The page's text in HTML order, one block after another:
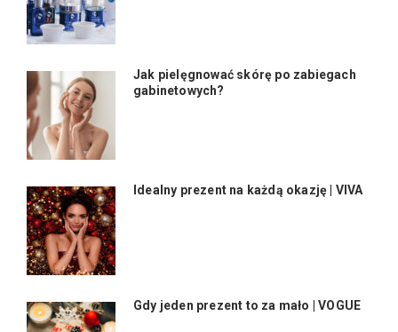
Jak pielęgnować skórę po zabiegach
gabinetowych?
Idealny prezent na każdą okazję | VIVA
Gdy jeden prezent to za mało | VOGUE